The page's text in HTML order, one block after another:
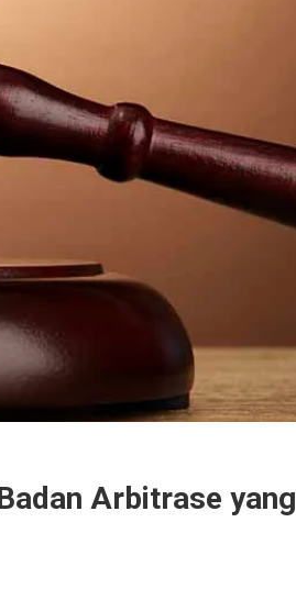
Arbitrase yang